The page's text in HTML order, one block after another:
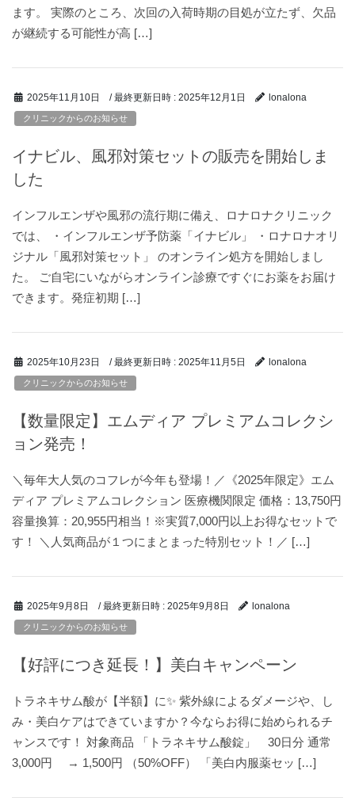
ます。 実際のところ、次回の入荷時期の目処が立たず、欠品
が継続する可能性が高 […]
2025年11月10日 / 最終更新日時 : 2025年12月1日 lonalona
クリニックからのお知らせ
イナビル、風邪対策セットの販売を開始しま
した
インフルエンザや風邪の流行期に備え、ロナロナクリニック
では、 ・インフルエンザ予防薬「イナビル」 ・ロナロナオリ
ジナル「風邪対策セット」 のオンライン処方を開始しまし
た。 ご自宅にいながらオンライン診療ですぐにお薬をお届け
できます。発症初期 […]
2025年10月23日 / 最終更新日時 : 2025年11月5日 lonalona
クリニックからのお知らせ
【数量限定】エムディア プレミアムコレクシ
ョン発売！
＼毎年大人気のコフレが今年も登場！／《2025年限定》エム
ディア プレミアムコレクション 医療機関限定 価格：13,750円
容量換算：20,955円相当！※実質7,000円以上お得なセットで
す！ ＼人気商品が１つにまとまった特別セット！／ […]
2025年9月8日 / 最終更新日時 : 2025年9月8日 lonalona
クリニックからのお知らせ
【好評につき延長！】美白キャンペーン
トラネキサム酸が【半額】に✨ 紫外線によるダメージや、し
み・美白ケアはできていますか？今ならお得に始められるチ
ャンスです！ 対象商品 「トラネキサム酸錠」 30日分 通常
3,000円 → 1,500円 （50%OFF） 「美白内服薬セッ […]